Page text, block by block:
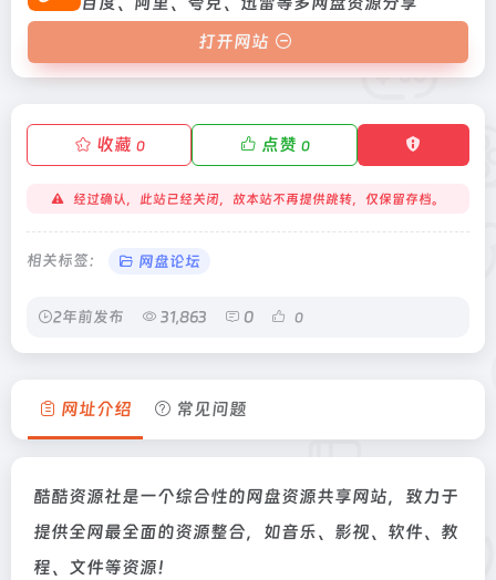
打开网站
收藏 0 点赞 0
经过确认，此站已经关闭，故本站不再提供跳转，仅保留存档。
相关标签： 网盘论坛
2年前发布 31,863 0 0
网址介绍 常见问题
酷酷资源社是一个综合性的网盘资源共享网站，致力于
提供全网最全面的资源整合，如音乐、影视、软件、教
程、文件等资源！